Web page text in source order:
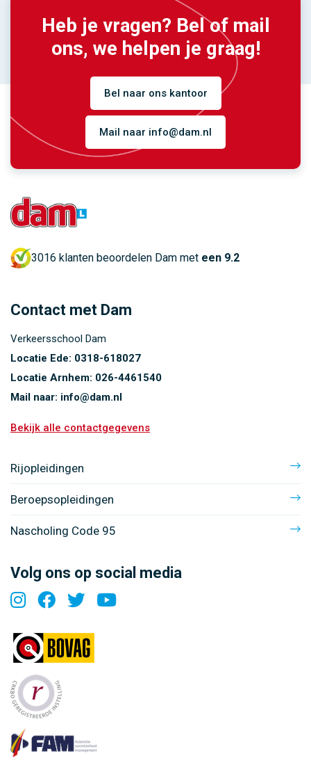
Heb je vragen? Bel of mail
ons, we helpen je graag!
Bel naar ons kantoor
Mail naar info@dam.nl
3016 klanten beoordelen Dam met een 9.2
Contact met Dam
Verkeersschool Dam
Locatie Ede: 0318-618027
Locatie Arnhem: 026-4461540
Mail naar: info@dam.nl
Bekijk alle contactgegevens
Rijopleidingen
Beroepsopleidingen
Nascholing Code 95
Volg ons op social media